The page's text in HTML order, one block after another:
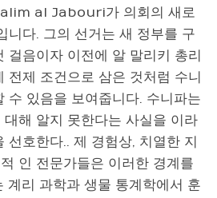
al Jabouri가 의회의 새로
니다. 그의 선거는 새 정부를 구
걸음이자 이전에 알 말리키 총리
전제 조건으로 삼은 것처럼 수니
수 있음을 보여줍니다. 수니파는
해 알지 못한다는 사실을 이라
선호한다.. 제 경험상, 치열한 지
인 전문가들은 이러한 경계를
계리 과학과 생물 통계학에서 훈